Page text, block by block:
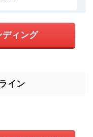
ディング
イン